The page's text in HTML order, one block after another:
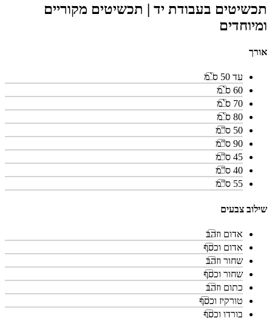
תכשיטים בעבודת יד | תכשיטים מקוריים
ומיוחדים
אורך
עד 50 ס`מ
60 ס`מ
70 ס`מ
80 ס`מ
50 ס"מ
90 ס"מ
45 ס"מ
40 ס"מ
55 ס"מ
שילוב צבעים
אדום וזהב
אדום וכסף
שחור וזהב
שחור וכסף
כתום וזהב
טורקיז וכסף
בורדו וכסף